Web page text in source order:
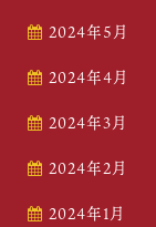
2024年5月
2024年4月
2024年3月
2024年2月
2024年1月